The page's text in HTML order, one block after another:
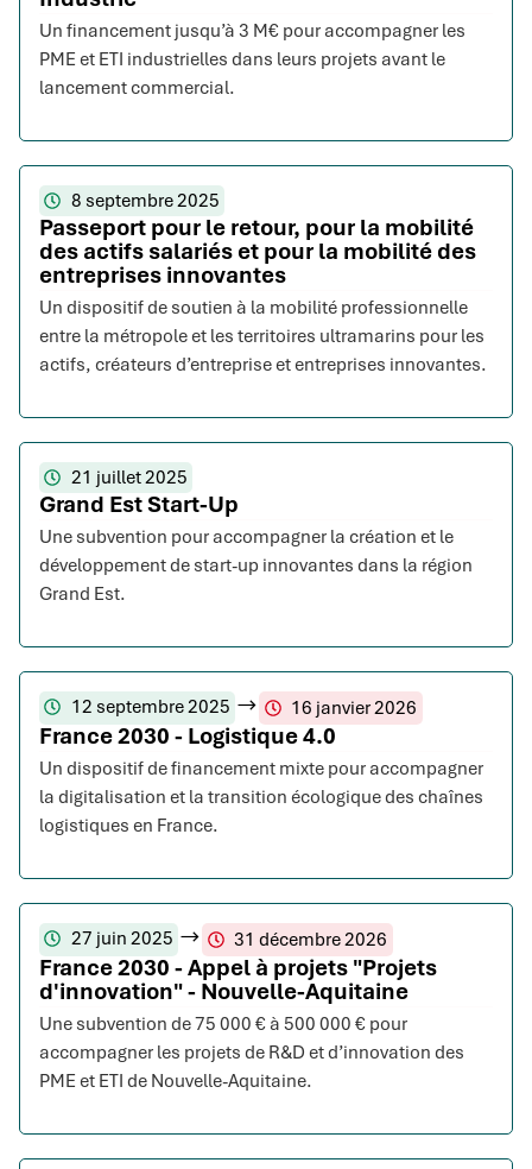
Un financement jusqu’à 3 M€ pour accompagner les
PME et ETI industrielles dans leurs projets avant le
lancement commercial.
8 septembre 2025
Passeport pour le retour, pour la mobilité
des actifs salariés et pour la mobilité des
entreprises innovantes
Un dispositif de soutien à la mobilité professionnelle
entre la métropole et les territoires ultramarins pour les
actifs, créateurs d’entreprise et entreprises innovantes.
21 juillet 2025
Grand Est Start-Up
Une subvention pour accompagner la création et le
développement de start-up innovantes dans la région
Grand Est.
12 septembre 2025 16 janvier 2026
France 2030 - Logistique 4.0
Un dispositif de financement mixte pour accompagner
la digitalisation et la transition écologique des chaînes
logistiques en France.
27 juin 2025 31 décembre 2026
France 2030 - Appel à projets "Projets
d'innovation" - Nouvelle-Aquitaine
Une subvention de 75 000 € à 500 000 € pour
accompagner les projets de R&D et d’innovation des
PME et ETI de Nouvelle-Aquitaine.